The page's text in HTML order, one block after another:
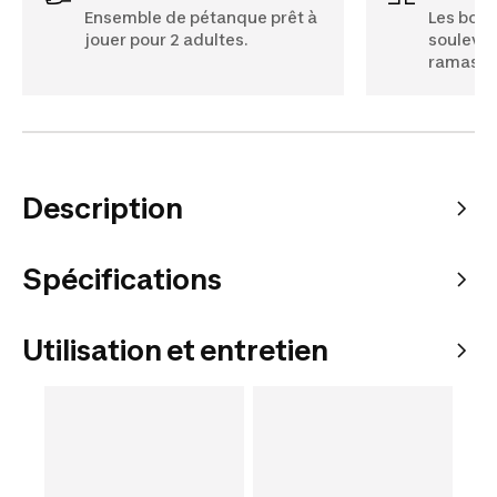
Ensemble de pétanque prêt à
jouer pour 2 adultes.
Les
Description
Spécifications
Utilisation et entretien